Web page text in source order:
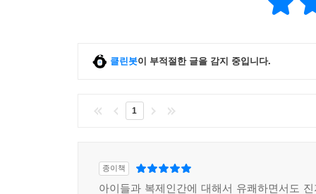
클린봇이 부적절한 글을 감지 중입니다.
1
종이책
아이들과 복제인간에 대해서 유쾌하면서도